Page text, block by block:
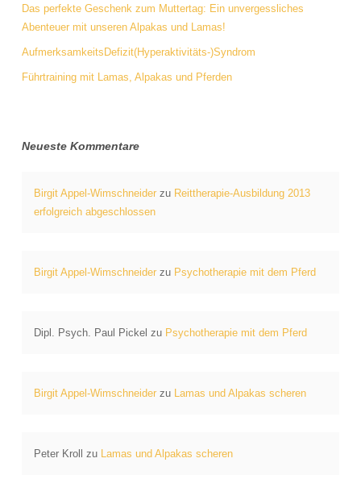
Das perfekte Geschenk zum Muttertag: Ein unvergessliches
Abenteuer mit unseren Alpakas und Lamas!
AufmerksamkeitsDefizit(Hyperaktivitäts-)Syndrom
Führtraining mit Lamas, Alpakas und Pferden
Neueste Kommentare
Birgit Appel-Wimschneiderzu Reittherapie-Ausbildung 2013
erfolgreich abgeschlossen
Birgit Appel-Wimschneiderzu Psychotherapie mit dem Pferd
Dipl. Psych. Paul Pickel zu Psychotherapie mit dem Pferd
Birgit Appel-Wimschneiderzu Lamas und Alpakas scheren
Peter Kroll zu Lamas und Alpakas scheren